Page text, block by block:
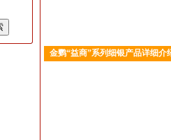
金鹦“益商”系列细银产品详细介